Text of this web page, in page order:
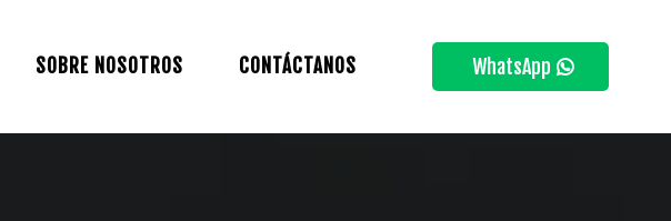
SOBRE NOSOTROS CONTÁCTANOS WhatsApp